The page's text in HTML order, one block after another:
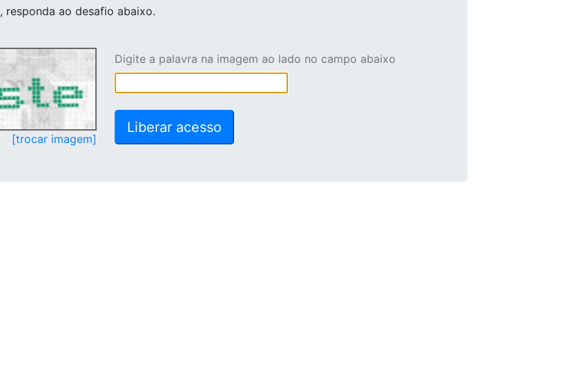
, responda ao desafio abaixo.
[trocar imagem]
Digite a palavra na imagem ao lado no campo abaixo